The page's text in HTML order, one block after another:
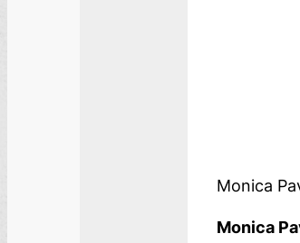
Monica
Monica